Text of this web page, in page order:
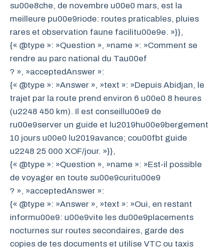
su00e8che, de novembre u00e0 mars, est la
meilleure pu00e9riode: routes praticables, pluies
rares et observation faune facilitu00e9e. »}},
{« @type »: »Question », »name »: »Comment se
rendre au parc national du Tau00ef
? », »acceptedAnswer »:
{« @type »: »Answer », »text »: »Depuis Abidjan, le
trajet par la route prend environ 6 u00e0 8 heures
(u2248 450 km). Il est conseillu00e9 de
ru00e9server un guide et lu2019hu00e9bergement
10 jours u00e0 lu2019avance; cou00fbt guide
u2248 25 000 XOF/jour. »}},
{« @type »: »Question », »name »: »Est-il possible
de voyager en toute su00e9curitu00e9
? », »acceptedAnswer »:
{« @type »: »Answer », »text »: »Oui, en restant
informu00e9: u00e9vite les du00e9placements
nocturnes sur routes secondaires, garde des
copies de tes documents et utilise VTC ou taxis